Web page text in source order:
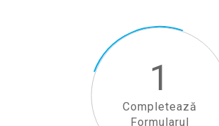
1
Completează
Formularul